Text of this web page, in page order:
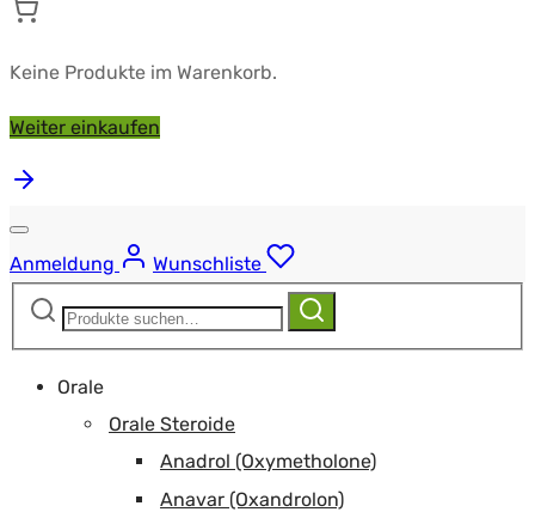
Keine Produkte im Warenkorb.
Weiter einkaufen
Anmeldung
Wunschliste
Suchen
Suchen
Orale
Orale Steroide
Anadrol (Oxymetholone)
Anavar (Oxandrolon)